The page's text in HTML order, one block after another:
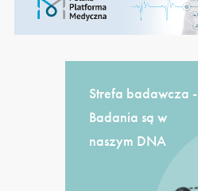
Strefa badawcza -
Badania są w
naszym DNA